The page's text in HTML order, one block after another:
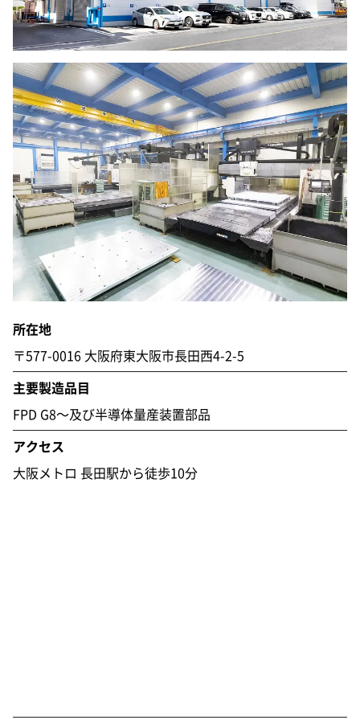
所在地
〒577-0016 大阪府東大阪市長田西4-2-5
主要製造品目
FPD G8～及び半導体量産装置部品
アクセス
大阪メトロ 長田駅から徒歩10分